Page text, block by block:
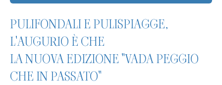
PULIFONDALI E PULISPIAGGE,
L'AUGURIO È CHE
LA NUOVA EDIZIONE "VADA PEGGIO
CHE IN PASSATO"